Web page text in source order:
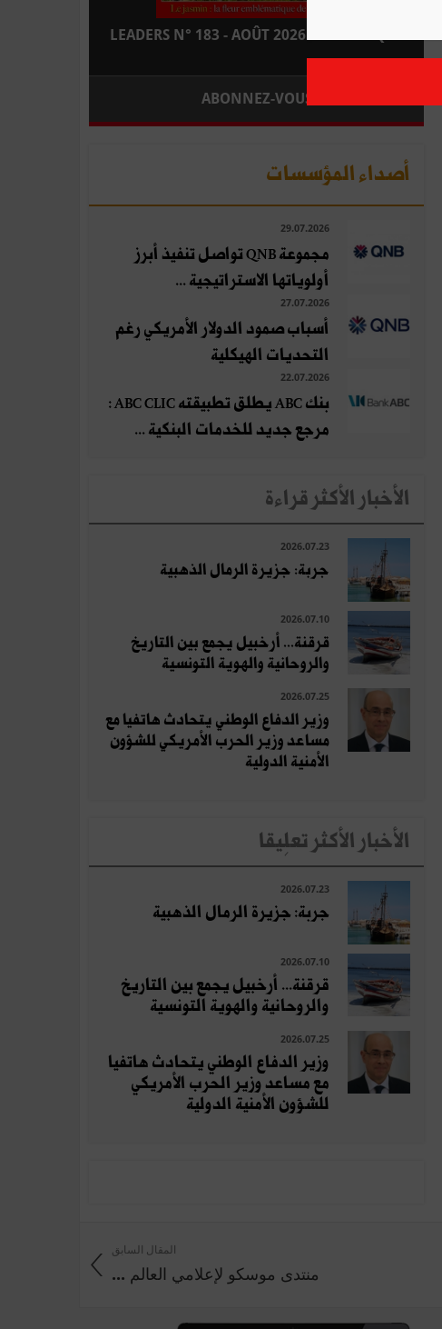
LEADERS N° 183 - AOÛT 2026 : EN KIOSQUE
ABONNEZ-VOUS
أصداء المؤسسات
29.07.2026
مجموعة QNB تواصل تنفيذ أبرز
أولوياتها الاستراتيجية ...
27.07.2026
أسباب صمود الدولار الأمريكي رغم
التحديات الهيكلية
22.07.2026
بنك ABC يطلق تطبيقته ABC CLIC :
مرجع جديد للخدمات البنكية ...
الأخبار الأكثر قراءة
2026.07.23
جربة: جزيرة الرمال الذهبية
2026.07.10
قرقنة... أرخبيل يجمع بين التاريخ
والروحانية والهوية التونسية
2026.07.25
وزير الدفاع الوطني يتحادث هاتفيا مع
مساعد وزير الحرب الأمريكي للشؤون
الأمنية الدولية
الأخبار الأكثر تعلِيقا
2026.07.23
جربة: جزيرة الرمال الذهبية
2026.07.10
قرقنة... أرخبيل يجمع بين التاريخ
والروحانية والهوية التونسية
2026.07.25
وزير الدفاع الوطني يتحادث هاتفيا
مع مساعد وزير الحرب الأمريكي
للشؤون الأمنية الدولية
المقال السابق
منتدى موسكو لإعلامي العالم ...